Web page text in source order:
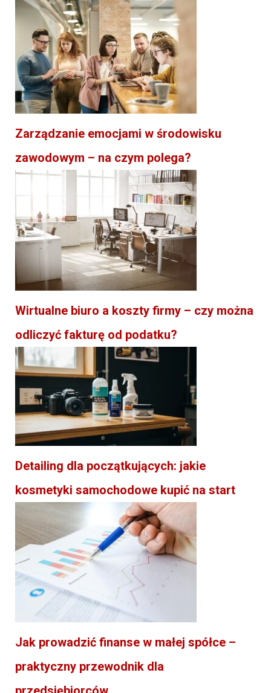
Zarządzanie emocjami w środowisku
zawodowym – na czym polega?
Wirtualne biuro a koszty firmy – czy można
odliczyć fakturę od podatku?
Detailing dla początkujących: jakie
kosmetyki samochodowe kupić na start
Jak prowadzić finanse w małej spółce –
praktyczny przewodnik dla